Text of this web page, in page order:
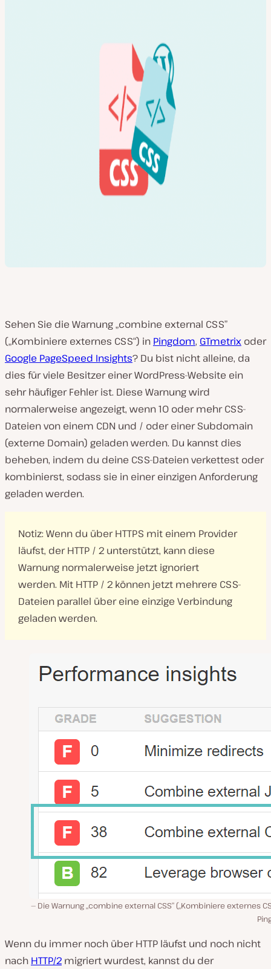
Sehen Sie die Warnung „combine external CSS”
(„Kombiniere externes CSS“) in Pingdom, GTmetrix oder
Google PageSpeed Insights? Du bist nicht alleine, da
dies für viele Besitzer einer WordPress-Website ein
sehr häufiger Fehler ist. Diese Warnung wird
normalerweise angezeigt, wenn 10 oder mehr CSS-
Dateien von einem CDN und / oder einer Subdomain
(externe Domain) geladen werden. Du kannst dies
beheben, indem du deine CSS-Dateien verkettest oder
kombinierst, sodass sie in einer einzigen Anforderung
geladen werden.
Notiz: Wenn du über HTTPS mit einem Provider
läufst, der HTTP / 2 unterstützt, kann diese
Warnung normalerweise jetzt ignoriert
werden. Mit HTTP / 2 können jetzt mehrere CSS-
Dateien parallel über eine einzige Verbindung
geladen werden.
Die Warnung „combine external CSS” („Kombiniere externes
Wenn du immer noch über HTTP läufst und noch nicht
nach HTTP/2 migriert wurdest, kannst du der